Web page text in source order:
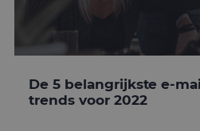
De 5 belangrijkste e-
trends voor 2022